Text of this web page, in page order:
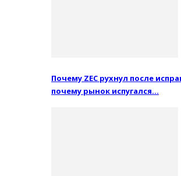
Почему ZEC рухнул после
почему рынок испугался…